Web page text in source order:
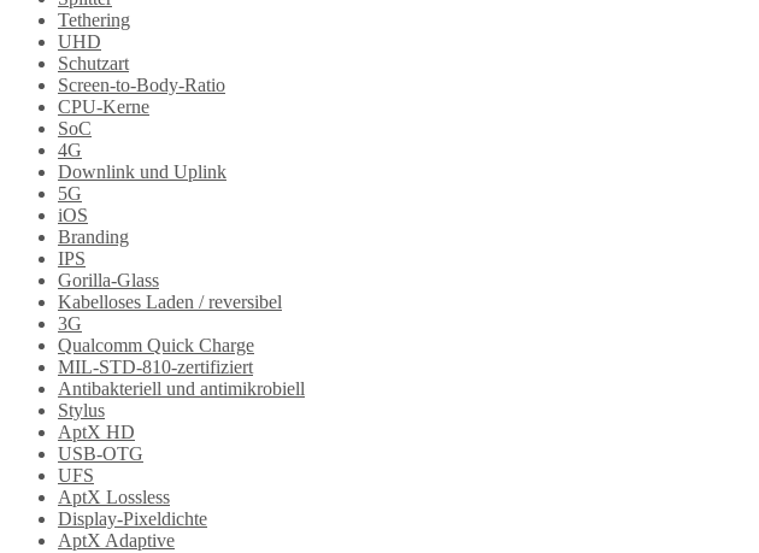
Tethering
UHD
Schutzart
Screen-to-Body-Ratio
CPU-Kerne
SoC
4G
Downlink und Uplink
5G
iOS
Branding
IPS
Gorilla-Glass
Kabelloses Laden / reversibel
3G
Qualcomm Quick Charge
MIL-STD-810-zertifiziert
Antibakteriell und antimikrobiell
Stylus
AptX HD
USB-OTG
UFS
AptX Lossless
Display-Pixeldichte
AptX Adaptive